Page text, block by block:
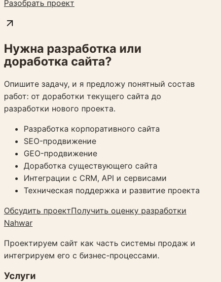
Разобрать проект
Нужна разработка или
доработка сайта?
Опишите задачу, и я предложу понятный состав
работ: от доработки текущего сайта до
разработки нового проекта.
Разработка корпоративного сайта
SEO-продвижение
GEO-продвижение
Доработка существующего сайта
Интеграции с CRM, API и сервисами
Техническая поддержка и развитие проекта
Обсудить проектПолучить оценку разработки
Nahwar
Проектируем сайт как часть системы продаж и
интегрируем его с бизнес-процессами.
Услуги